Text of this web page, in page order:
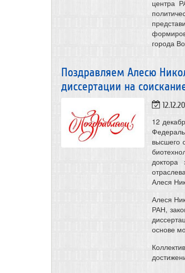
центра
города
Поздравляем Алесю
диссертации на
12
высшего
доктора
Алеся
Алеся
РАН,
основе